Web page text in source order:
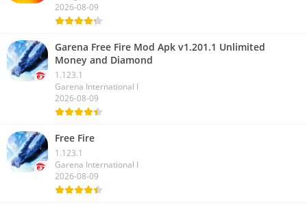
2026-08-09
Garena Free Fire Mod Apk v1.201.1 Unlimited
Money and Diamond
1.123.1
Garena International I
2026-08-09
Free Fire
1.123.1
Garena International I
2026-08-09